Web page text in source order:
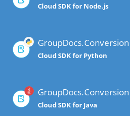
Cloud SDK for Node.js
GroupDocs.Conversion
Cloud SDK for Python
GroupDocs.Conversion
Cloud SDK for Java